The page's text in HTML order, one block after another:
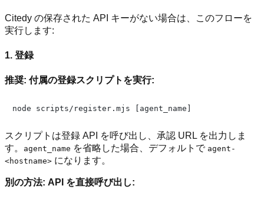
Citedy の保存された API キーがない場合は、このフローを
実行します:
1. 登録
推奨: 付属の登録スクリプトを実行:
スクリプトは登録 API を呼び出し、承認 URL を出力しま
す。
agent_name を省略した場合、デフォルトで agent-
<hostname> になります。
別の方法: API を直接呼び出し: